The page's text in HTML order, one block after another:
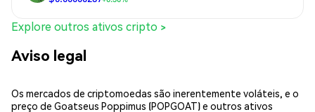
Explore outros ativos cripto >
Aviso legal
Os mercados de criptomoedas são inerentemente voláteis, e o
preço de Goatseus Poppimus (POPGOAT) e outros ativos